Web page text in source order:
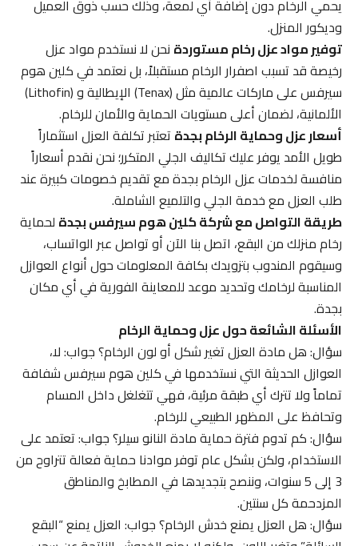
يحمي الرخام دون إضافة أي لمعة، وذلك حسب ذوق العميل
وديكور المنزل.
توفير مواد عزل رخام مستوردةنحن لا نستخدم مواد عزل
رخيصة قد تسبب اصفرار الرخام مستقبلاً، بل نعتمد في كلين هوم
سيرفس على ماركات عالمية مثل (Tenax) الإيطالية و (Lithofin)
الألمانية، لضمان أعلى مستويات الحماية والأمان للرخام.
أسعار عزل وحماية الرخام بجدةتعتبر تكلفة العزل استثماراً
طويل الأمد يوفر عليك تكاليف الجلي المتكرر؛ نحن نقدم أسعاراً
منافسة لخدمات عزل الرخام بجدة مع تقديم خصومات كبيرة عند
طلب العزل مع خدمة الجلي والتلميع الشاملة.
طريقة التواصل مع شركة كلين هوم سيرفس بجدةلحماية
رخام منزلك من البقع، اتصل بنا الآن أو تواصل عبر الواتساب،
وسيقوم المندوب بتزويدك بكافة المعلومات حول أنواع العوازل
المناسبة لرخامك وتحديد موعد للمعاينة الفورية في أي مكان
بجدة.
الأسئلة الشائعة حول عزل وحماية الرخام
سؤال: هل مادة العزل تغير شكل أو لون الرخام؟ جواب: لا،
العوازل الحديثة التي نستخدمها في كلين هوم سيرفس شفافة
تماماً ولا تترك أي طبقة مرئية، فهي تتغلغل داخل المسام
وتحافظ على المظهر الطبيعي للرخام.
سؤال: كم تدوم فترة حماية مادة النانو سيلر؟ جواب: تعتمد على
الاستخدام، ولكن بشكل عام توفر موادنا حماية فعالة تتراوح من
3 إلى 5 سنوات، وننصح بتجديدها في المطابخ والمناطق
المزدحمة كل سنتين.
سؤال: هل العزل يمنع خدش الرخام؟ جواب: العزل يمنع “البقع